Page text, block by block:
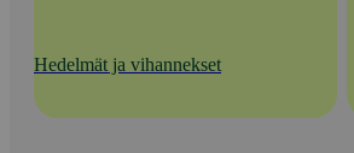
Hedelmät ja vihannekset